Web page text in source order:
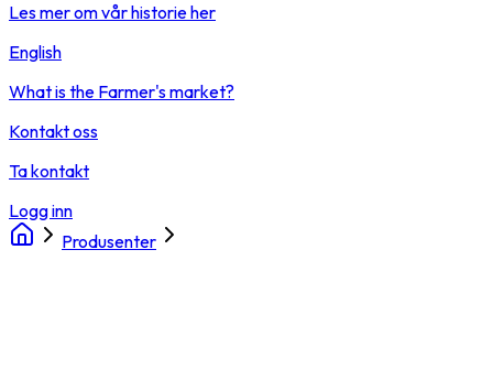
Les mer om vår historie her
English
What is the Farmer's market?
Kontakt oss
Ta kontakt
Logg inn
Produsenter